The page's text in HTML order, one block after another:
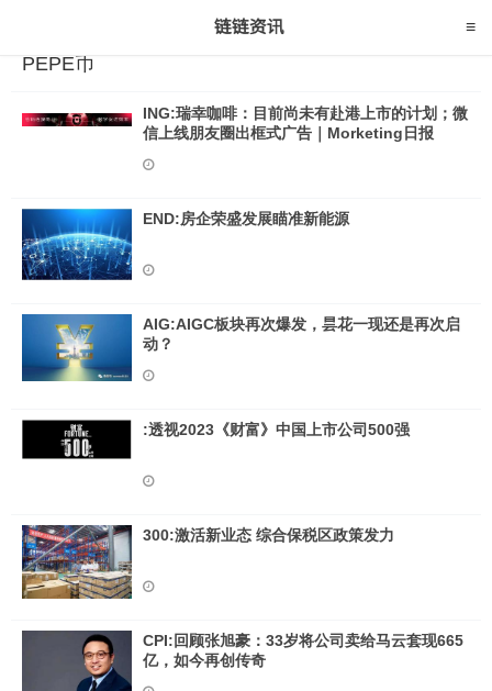
PEPE币
ING:瑞幸咖啡：目前尚未有赴港上市的计划；微
信上线朋友圈出框式广告｜Morketing日报
END:房企荣盛发展瞄准新能源
AIG:AIGC板块再次爆发，昙花一现还是再次启
动？
:透视2023《财富》中国上市公司500强
300:激活新业态 综合保税区政策发力
CPI:回顾张旭豪：33岁将公司卖给马云套现665
亿，如今再创传奇